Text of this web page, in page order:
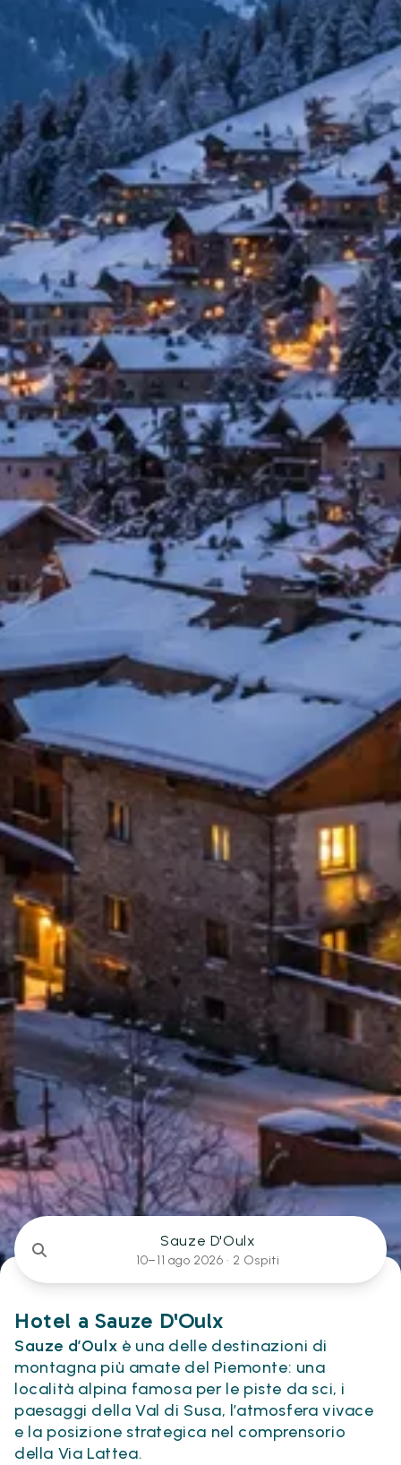
Sauze D'Oulx
10–11 ago 2026 · 2 Ospiti
Hotel a Sauze D'Oulx
Sauze d’Oulx è una delle destinazioni di
montagna più amate del Piemonte: una
località alpina famosa per le piste da sci, i
paesaggi della Val di Susa, l’atmosfera vivace
e la posizione strategica nel comprensorio
della Via Lattea.